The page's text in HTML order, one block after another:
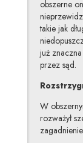
obszerne
takie jak
już
przez sąd.
W
rozważył